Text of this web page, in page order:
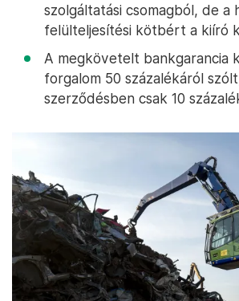
szolgáltatási csomagból, de
felülteljesítési kötbért a kiíró
A megkövetelt bankgarancia
forgalom 50 százalékáról
szerződésben csak 10